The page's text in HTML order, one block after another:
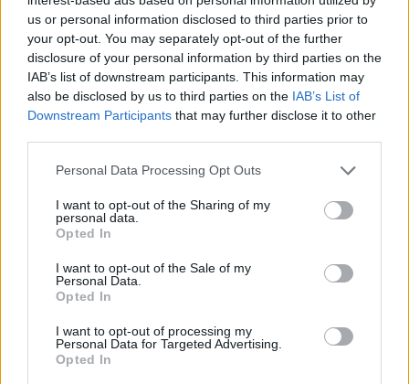
us or personal information disclosed to third parties prior to
your opt-out. You may separately opt-out of the further
disclosure of your personal information by third parties on the
IAB’s list of downstream participants. This information may
also be disclosed by us to third parties on the IAB’s List of
Downstream Participants that may further disclose it to other
Personal Data Processing Opt Outs
I want to opt-out of the Sharing of my
personal data.
Opted In
I want to opt-out of the Sale of my
Personal Data.
Opted In
I want to opt-out of processing my
Personal Data for Targeted Advertising.
Opted In
Eurobasket:
«Κατοστάρα» πριν τα
νοκ-άουτ για τη Γερμανία
Μπαχάμες: Καρχαρίας
κατασπάραξε 58χρονη
μπροστά στην οικογένειά
της (Φώτο)
Μπορεί επίσης να σε ενδιαφέρει
TECH & SCIENCE
Νέο τεστ εντοπίζει μη
ανιχνεύσιμους τύπους
ΔΙΕΘΝΉ
Δύο θύματα της 11ης
Σεπτεμβρίου